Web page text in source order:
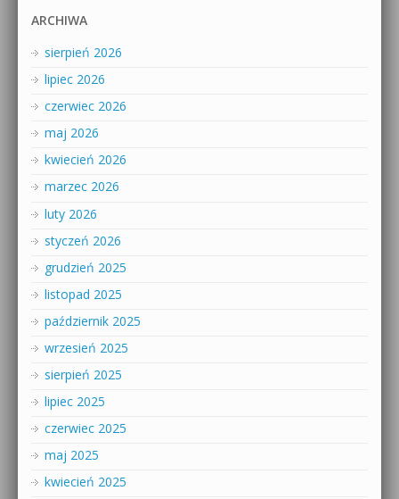
ARCHIWA
sierpień 2026
lipiec 2026
czerwiec 2026
maj 2026
kwiecień 2026
marzec 2026
luty 2026
styczeń 2026
grudzień 2025
listopad 2025
październik 2025
wrzesień 2025
sierpień 2025
lipiec 2025
czerwiec 2025
maj 2025
kwiecień 2025